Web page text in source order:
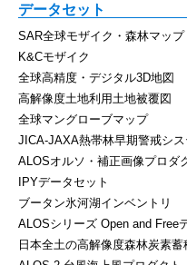
データセット
SAR全球モザイク・森林マップ
K&Cモザイク
全球高精度・デジタル3D地図
高解像度土地利用土地被覆図
全球マングローブマップ
JICA-JAXA熱帯林早期警戒シス
ALOSオルソ・補正画像プロダ
IPYデータセット
ブータン氷河湖インベントリ
ALOSシリーズ Open and Free
日本全土の高解像度森林炭素